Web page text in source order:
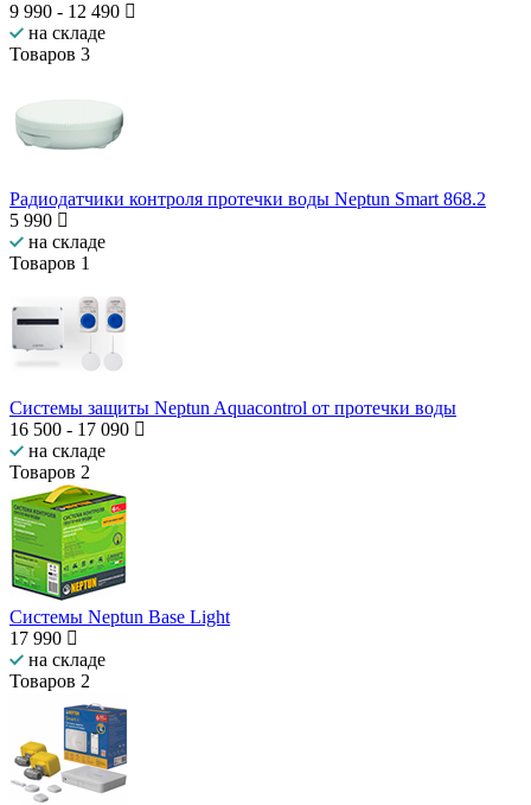
9 990 - 12 490
на складе
Товаров 3
Радиодатчики контроля протечки воды Neptun Smart 868.2
5 990
на складе
Товаров 1
Системы защиты Neptun Aquacontrol от протечки воды
16 500 - 17 090
на складе
Товаров 2
Системы Neptun Base Light
17 990
на складе
Товаров 2